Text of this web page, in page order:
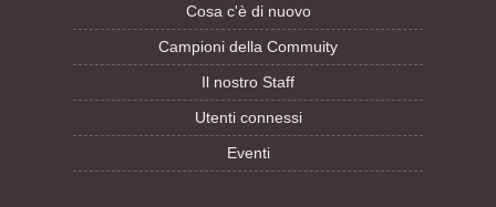
Cosa c'è di nuovo
Campioni della Commuity
Il nostro Staff
Utenti connessi
Eventi